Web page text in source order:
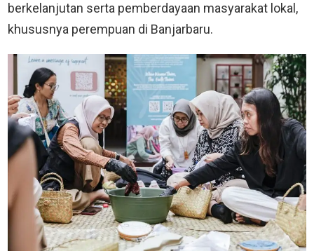
berkelanjutan serta pemberdayaan masyarakat lokal,
khususnya perempuan di Banjarbaru.